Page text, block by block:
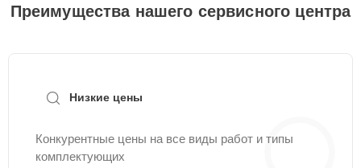
Преимущества нашего сервисного центра
Низкие цены
Конкурентные цены на все виды работ и типы
комплектующих